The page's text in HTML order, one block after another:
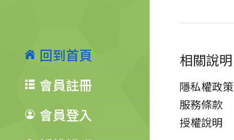
回到首頁
會員註冊
會員登入
相關說明
隱私權政策
服務條款
授權說明